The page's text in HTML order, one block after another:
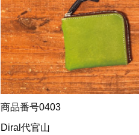
商品番号0403
Diral代官山